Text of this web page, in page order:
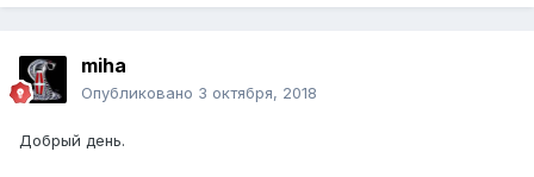
miha
Опубликовано 3 октября, 2018
Добрый день.